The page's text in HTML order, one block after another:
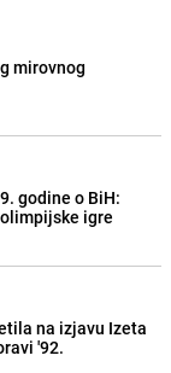
mirovnog
godine o BiH:
igre
na izjavu Izeta
'92.